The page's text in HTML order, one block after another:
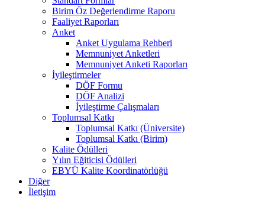
Birim Öz Değerlendirme Raporu
Faaliyet Raporları
Anket
Anket Uygulama Rehberi
Memnuniyet Anketleri
Memnuniyet Anketi Raporları
İyileştirmeler
DÖF Formu
DÖF Analizi
İyileştirme Çalışmaları
Toplumsal Katkı
Toplumsal Katkı (Üniversite)
Toplumsal Katkı (Birim)
Kalite Ödülleri
Yılın Eğiticisi Ödülleri
EBYÜ Kalite Koordinatörlüğü
Diğer
İletişim